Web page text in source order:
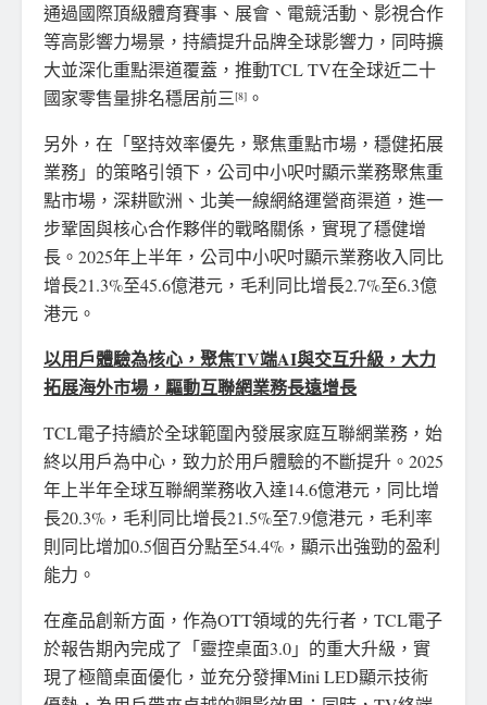
通過國際頂級體育賽事、展會、電競活動、影視合作
等高影響力場景，持續提升品牌全球影響力，同時擴
大並深化重點渠道覆蓋，推動TCL TV在全球近二十
國家零售量排名穩居前三[8] 。
另外，在「堅持效率優先，聚焦重點市場，穩健拓展
業務」的策略引領下，公司中小呎吋顯示業務聚焦重
點市場，深耕歐洲、北美一線網絡運營商渠道，進一
步鞏固與核心合作夥伴的戰略關係，實現了穩健增
長。2025年上半年，公司中小呎吋顯示業務收入同比
增長21.3%至45.6億港元，毛利同比增長2.7%至6.3億
港元。
以用戶體驗為核心，聚焦TV端AI與交互升級，大力
拓展海外市場，驅動互聯網業務長遠增長
TCL電子持續於全球範圍內發展家庭互聯網業務，始
終以用戶為中心，致力於用戶體驗的不斷提升。2025
年上半年全球互聯網業務收入達14.6億港元，同比增
長20.3%，毛利同比增長21.5%至7.9億港元，毛利率
則同比增加0.5個百分點至54.4%，顯示出強勁的盈利
能力。
在產品創新方面，作為OTT領域的先行者，TCL電子
於報告期內完成了「靈控桌面3.0」的重大升級，實
現了極簡桌面優化，並充分發揮Mini LED顯示技術